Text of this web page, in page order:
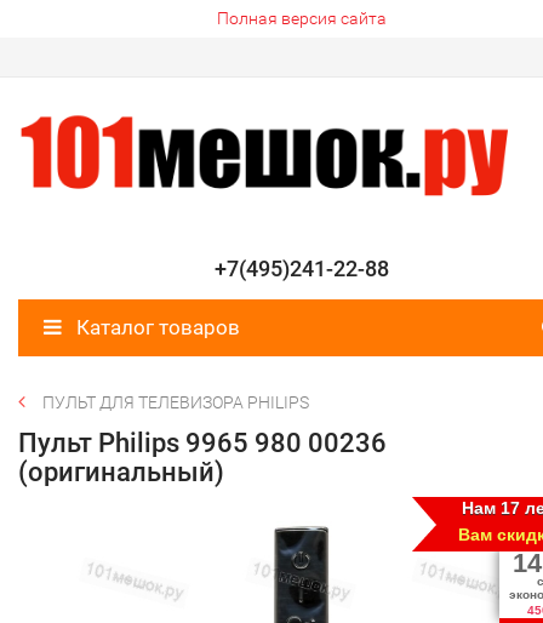
Полная версия сайта
+7(495)241-22-88
Каталог товаров
ПУЛЬТ ДЛЯ ТЕЛЕВИЗОРА PHILIPS
Пульт Philips 9965 980 00236
(оригинальный)
Нам 17
Вам
14